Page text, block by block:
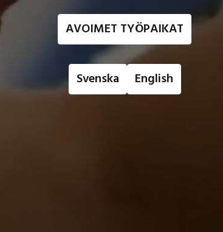
AVOIMET TYÖPAIKAT
Svenska English